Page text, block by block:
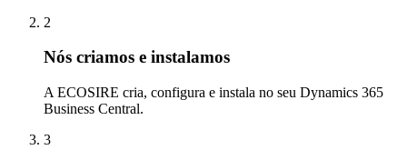
2
Nós criamos e instalamos
A ECOSIRE cria, configura e instala no seu Dynamics 365
Business Central.
3